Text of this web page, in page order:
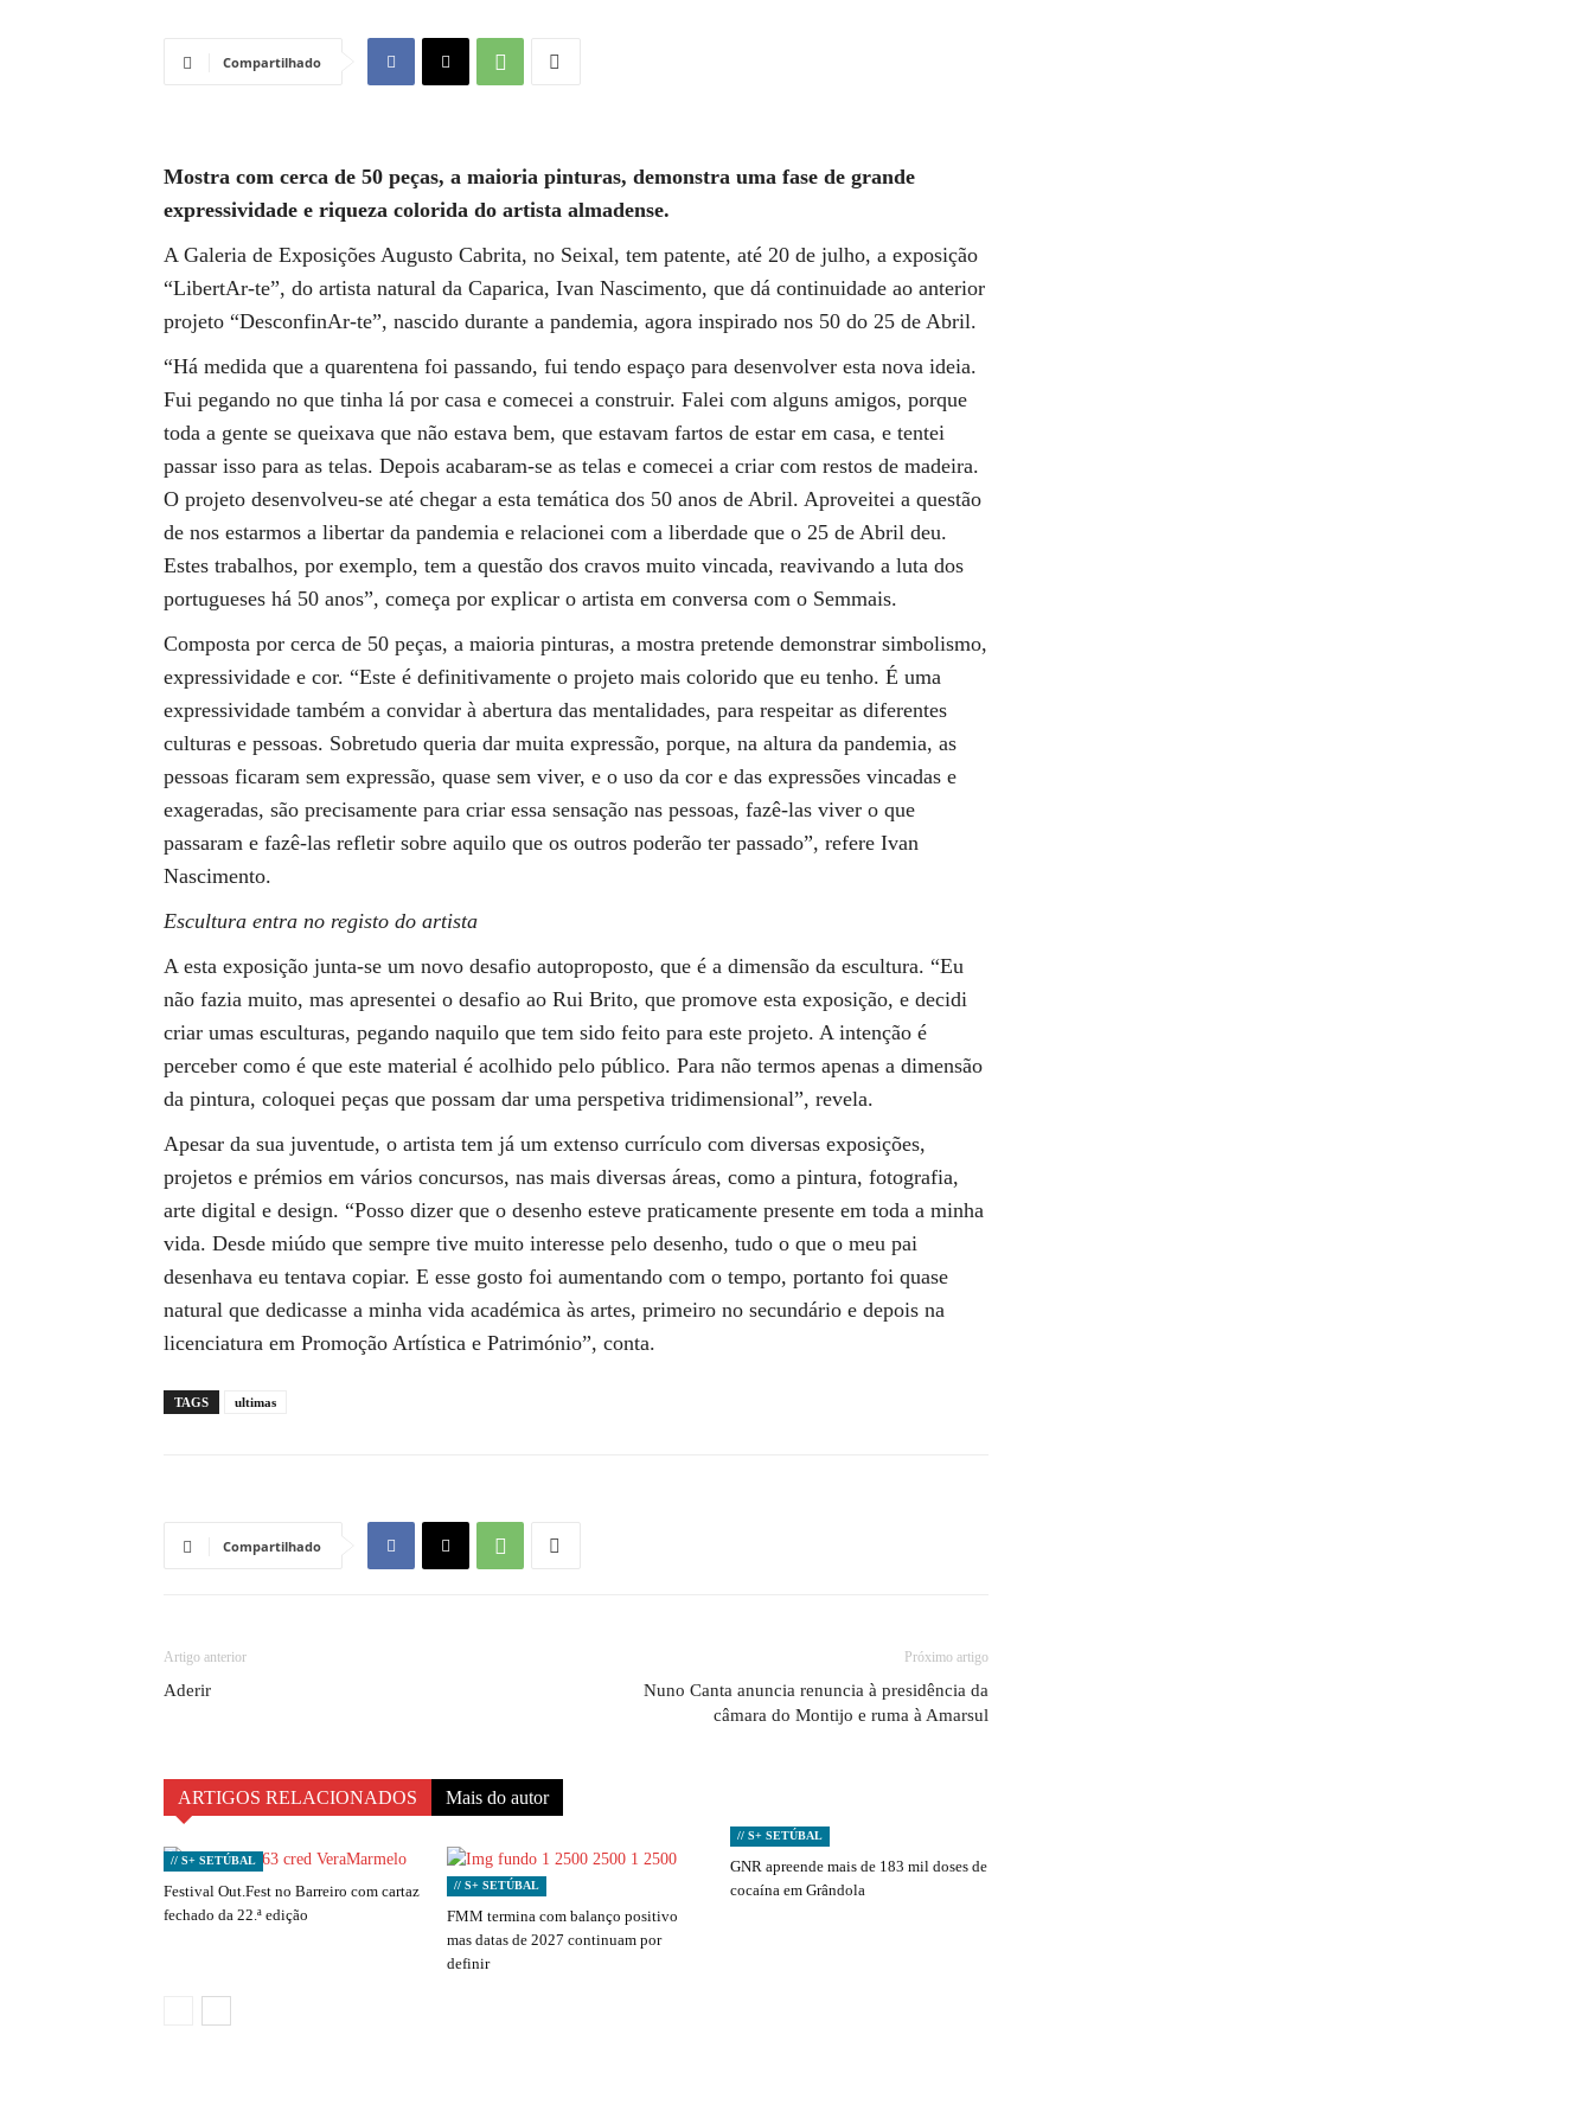
Compartilhado
Mostra com cerca de 50 peças, a maioria pinturas, demonstra uma fase de grande
expressividade e riqueza colorida do artista almadense.
A Galeria de Exposições Augusto Cabrita, no Seixal, tem patente, até 20 de julho, a exposição
“LibertAr-te”, do artista natural da Caparica, Ivan Nascimento, que dá continuidade ao anterior
projeto “DesconfinAr-te”, nascido durante a pandemia, agora inspirado nos 50 do 25 de Abril.
“Há medida que a quarentena foi passando, fui tendo espaço para desenvolver esta nova ideia.
Fui pegando no que tinha lá por casa e comecei a construir. Falei com alguns amigos, porque
toda a gente se queixava que não estava bem, que estavam fartos de estar em casa, e tentei
passar isso para as telas. Depois acabaram-se as telas e comecei a criar com restos de madeira.
O projeto desenvolveu-se até chegar a esta temática dos 50 anos de Abril. Aproveitei a questão
de nos estarmos a libertar da pandemia e relacionei com a liberdade que o 25 de Abril deu.
Estes trabalhos, por exemplo, tem a questão dos cravos muito vincada, reavivando a luta dos
portugueses há 50 anos”, começa por explicar o artista em conversa com o Semmais.
Composta por cerca de 50 peças, a maioria pinturas, a mostra pretende demonstrar simbolismo,
expressividade e cor. “Este é definitivamente o projeto mais colorido que eu tenho. É uma
expressividade também a convidar à abertura das mentalidades, para respeitar as diferentes
culturas e pessoas. Sobretudo queria dar muita expressão, porque, na altura da pandemia, as
pessoas ficaram sem expressão, quase sem viver, e o uso da cor e das expressões vincadas e
exageradas, são precisamente para criar essa sensação nas pessoas, fazê-las viver o que
passaram e fazê-las refletir sobre aquilo que os outros poderão ter passado”, refere Ivan
Nascimento.
Escultura entra no registo do artista
A esta exposição junta-se um novo desafio autoproposto, que é a dimensão da escultura. “Eu
não fazia muito, mas apresentei o desafio ao Rui Brito, que promove esta exposição, e decidi
criar umas esculturas, pegando naquilo que tem sido feito para este projeto. A intenção é
perceber como é que este material é acolhido pelo público. Para não termos apenas a dimensão
da pintura, coloquei peças que possam dar uma perspetiva tridimensional”, revela.
Apesar da sua juventude, o artista tem já um extenso currículo com diversas exposições,
projetos e prémios em vários concursos, nas mais diversas áreas, como a pintura, fotografia,
arte digital e design. “Posso dizer que o desenho esteve praticamente presente em toda a minha
vida. Desde miúdo que sempre tive muito interesse pelo desenho, tudo o que o meu pai
desenhava eu tentava copiar. E esse gosto foi aumentando com o tempo, portanto foi quase
natural que dedicasse a minha vida académica às artes, primeiro no secundário e depois na
licenciatura em Promoção Artística e Património”, conta.
TAGS ultimas
Compartilhado
Artigo anterior
Aderir
Próximo artigo
Nuno Canta anuncia renuncia à presidência da
câmara do Montijo e ruma à Amarsul
ARTIGOS RELACIONADOS Mais do autor
// S+ SETÚBAL
Festival Out.Fest no Barreiro com cartaz
fechado da 22.ª edição
// S+ SETÚBAL
FMM termina com balanço positivo
mas datas de 2027 continuam por
definir
// S+ SETÚBAL
GNR apreende mais de 183 mil doses de
cocaína em Grândola